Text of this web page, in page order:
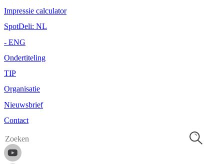
Impressie calculator
SpotDeli: NL
- ENG
Ondertiteling
TIP
Organisatie
Nieuwsbrief
Contact